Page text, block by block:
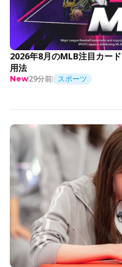
2026年8月のMLB注目カー
用法
New29分前 スポーツ